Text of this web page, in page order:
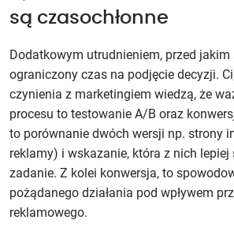
są czasochłonne
Dodatkowym utrudnieniem, przed jakim
ograniczony czas na podjęcie decyzji.
czynienia z marketingiem wiedzą, że
procesu to testowanie A/B oraz
to porównanie dwóch wersji np. strony
reklamy) i wskazanie, która z nich lepiej
zadanie. Z kolei konwersja, to
pożądanego działania pod wpływem
reklamowego.